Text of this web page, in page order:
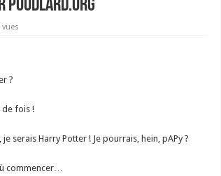
Poudlard.org
vues
?
de fois !
serais Harry Potter ! Je pourrais, hein, pAPy ?
commencer…